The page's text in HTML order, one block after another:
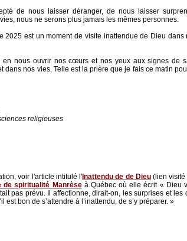
de nous laisser déranger, de nous laisser
nous ne serons plus jamais les mêmes personnes.
2025 est un moment de visite inattendue de Dieu dans
en nous ouvrir nos cœurs et nos yeux aux signes de
dans nos vies. Telle est la prière que je fais ce matin
religieuses
voir l'article intitulé l' Inattendu de de Dieu(lien visité
de spiritualité Manrèseà Québec où elle écrit « Dieu
pas prévu. Il affectionne, dirait-on, les surprises et les
est bon de s’attendre à l’inattendu, de s’y préparer. »